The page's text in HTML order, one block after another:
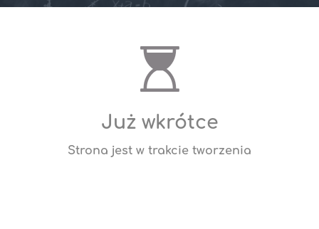
Już wkrótce
Strona jest w trakcie tworzenia